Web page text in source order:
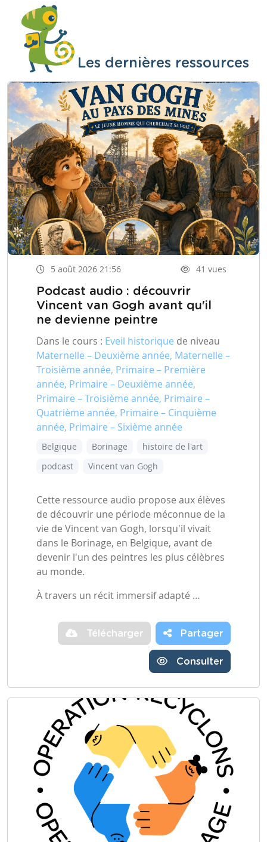
Les dernières ressources
5 août 2026 21:56 41 vues
Podcast audio : découvrir
Vincent van Gogh avant qu'il
ne devienne peintre
Dans le cours : Eveil historique de niveau
Maternelle – Deuxième année, Maternelle –
Troisième année, Primaire – Première
année, Primaire – Deuxième année,
Primaire – Troisième année, Primaire –
Quatrième année, Primaire – Cinquième
année, Primaire – Sixième année
Belgique Borinage
histoire de l'art
podcast
Vincent van Gogh
Cette ressource audio propose aux élèves
de découvrir une période méconnue de la
vie de Vincent van Gogh, lorsqu'il vivait
dans le Borinage, en Belgique, avant de
devenir l'un des peintres les plus célèbres
au monde.
À travers un récit immersif adapté …
Télécharger Partager
Consulter